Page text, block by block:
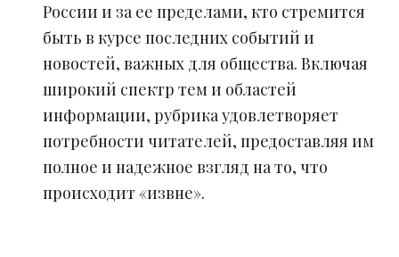
России и за ее пределами, кто стремится
быть в курсе последних событий и
новостей, важных для общества. Включая
широкий спектр тем и областей
информации, рубрика удовлетворяет
потребности читателей, предоставляя им
полное и надежное взгляд на то, что
происходит «извне».